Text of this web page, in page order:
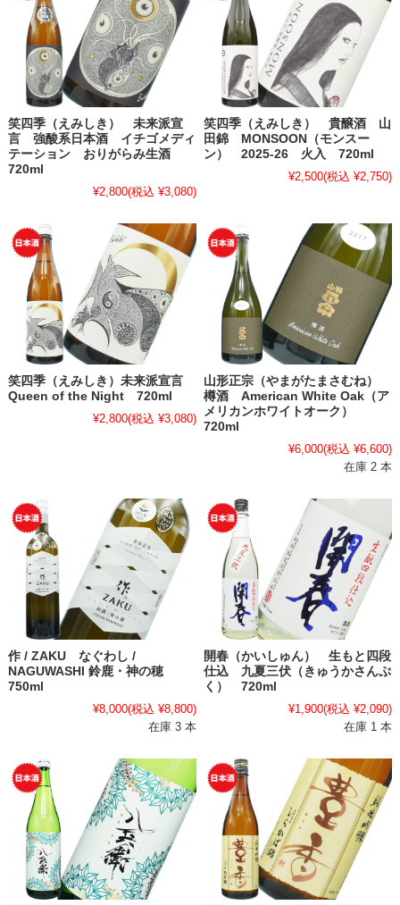
笑四季（えみしき） 未来派宣
言 強酸系日本酒 イチゴメディ
テーション おりがらみ生酒
720ml
¥2,800(税込 ¥3,080)
笑四季（えみしき） 貴醸酒 山
田錦 MONSOON（モンスー
ン） 2025-26 火入 720ml
¥2,500(税込 ¥2,750)
笑四季（えみしき）未来派宣言
Queen of the Night 720ml
¥2,800(税込 ¥3,080)
山形正宗（やまがたまさむね）
樽酒 American White Oak（ア
メリカンホワイトオーク）
720ml
¥6,000(税込 ¥6,600)
在庫 2 本
作 / ZAKU なぐわし /
NAGUWASHI 鈴鹿・神の穂
750ml
¥8,000(税込 ¥8,800)
在庫 3 本
開春（かいしゅん） 生もと四段
仕込 九夏三伏（きゅうかさんぷ
く） 720ml
¥1,900(税込 ¥2,090)
在庫 1 本